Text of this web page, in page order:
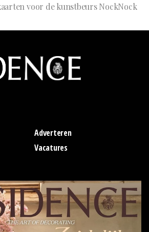
voor de kunstbeurs NockNock
Adverteren
Vacatures